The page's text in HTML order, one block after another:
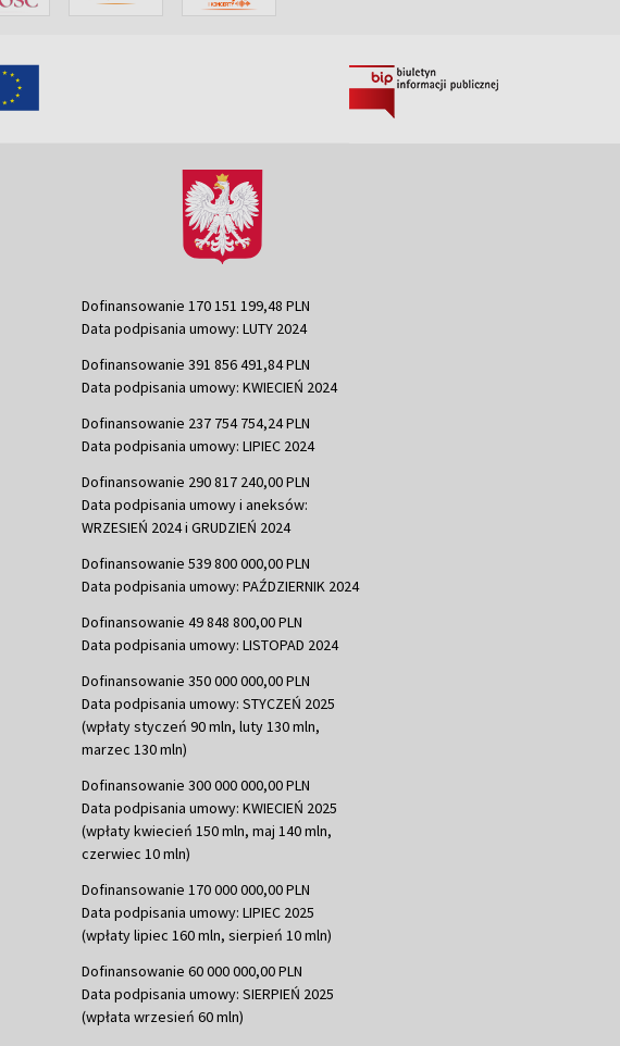
Dofinansowanie 170 151 199,48 PLN
Data podpisania umowy: LUTY 2024
Dofinansowanie 391 856 491,84 PLN
Data podpisania umowy: KWIECIEŃ 2024
Dofinansowanie 237 754 754,24 PLN
Data podpisania umowy: LIPIEC 2024
Dofinansowanie 290 817 240,00 PLN
Data podpisania umowy i aneksów:
WRZESIEŃ 2024 i GRUDZIEŃ 2024
Dofinansowanie 539 800 000,00 PLN
Data podpisania umowy: PAŹDZIERNIK 2024
Dofinansowanie 49 848 800,00 PLN
Data podpisania umowy: LISTOPAD 2024
Dofinansowanie 350 000 000,00 PLN
Data podpisania umowy: STYCZEŃ 2025
(wpłaty styczeń 90 mln, luty 130 mln,
marzec 130 mln)
Dofinansowanie 300 000 000,00 PLN
Data podpisania umowy: KWIECIEŃ 2025
(wpłaty kwiecień 150 mln, maj 140 mln,
czerwiec 10 mln)
Dofinansowanie 170 000 000,00 PLN
Data podpisania umowy: LIPIEC 2025
(wpłaty lipiec 160 mln, sierpień 10 mln)
Dofinansowanie 60 000 000,00 PLN
Data podpisania umowy: SIERPIEŃ 2025
(wpłata wrzesień 60 mln)